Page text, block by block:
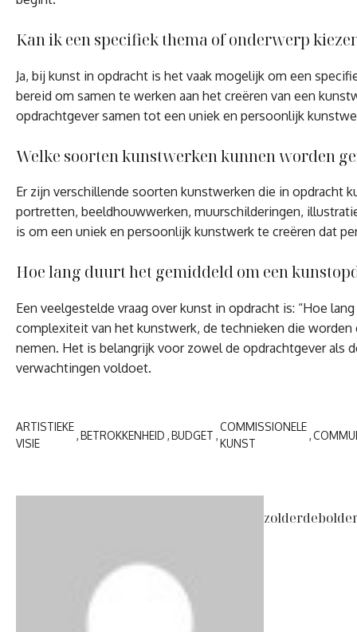
Kan ik een specifiek thema of onderwerp
Ja, bij kunst in opdracht is het vaak mogelijk om een
bereid om samen te werken aan het creëren van een
opdrachtgever samen tot een uniek en persoonlijk
Welke soorten kunstwerken kunnen worden
Er zijn verschillende soorten kunstwerken die in opdracht
portretten, beeldhouwwerken, muurschilderingen,
is om een uniek en persoonlijk kunstwerk te creëren dat
Hoe lang duurt het gemiddeld om een
Een veelgestelde vraag over kunst in opdracht is: “Hoe
complexiteit van het kunstwerk, de technieken die worden
nemen. Het is belangrijk voor zowel de opdrachtgever als
verwachtingen voldoet.
ARTISTIEKE
VISIE
BETROKKENHEID BUDGET
COMMISSIONELE
KUNST